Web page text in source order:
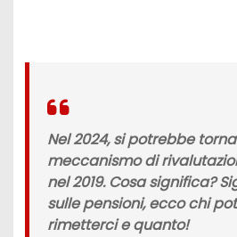
Nel 2024, si potrebbe
meccanismo di
nel 2019. Cosa significa?
sullepensioni,ecco chi
rimetterci e quanto!